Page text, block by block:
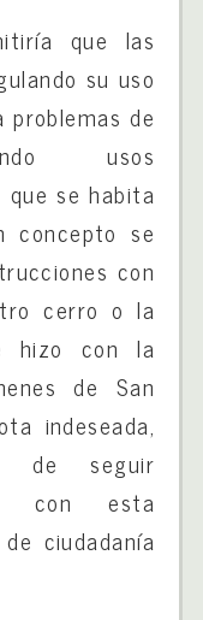
que las
su uso
problemas de
usos
que se habita
concepto se
con
cerro o la
hizo con la
de San
indeseada,
de seguir
con esta
ciudadanía